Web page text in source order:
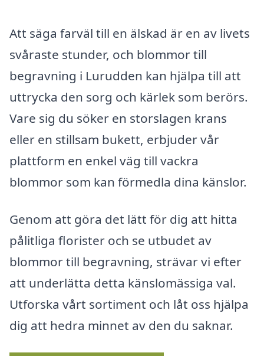
Att säga farväl till en älskad är en av livets
svåraste stunder, och blommor till
begravning i Lurudden kan hjälpa till att
uttrycka den sorg och kärlek som berörs.
Vare sig du söker en storslagen krans
eller en stillsam bukett, erbjuder vår
plattform en enkel väg till vackra
blommor som kan förmedla dina känslor.
Genom att göra det lätt för dig att hitta
pålitliga florister och se utbudet av
blommor till begravning, strävar vi efter
att underlätta detta känslomässiga val.
Utforska vårt sortiment och låt oss hjälpa
dig att hedra minnet av den du saknar.